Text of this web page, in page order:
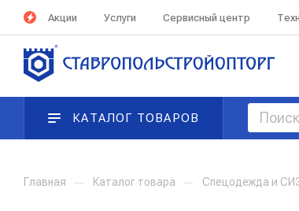
Акции Услуги Сервисный центр
КАТАЛОГ ТОВАРОВ
Главная — Каталог товара — Спецодежда и